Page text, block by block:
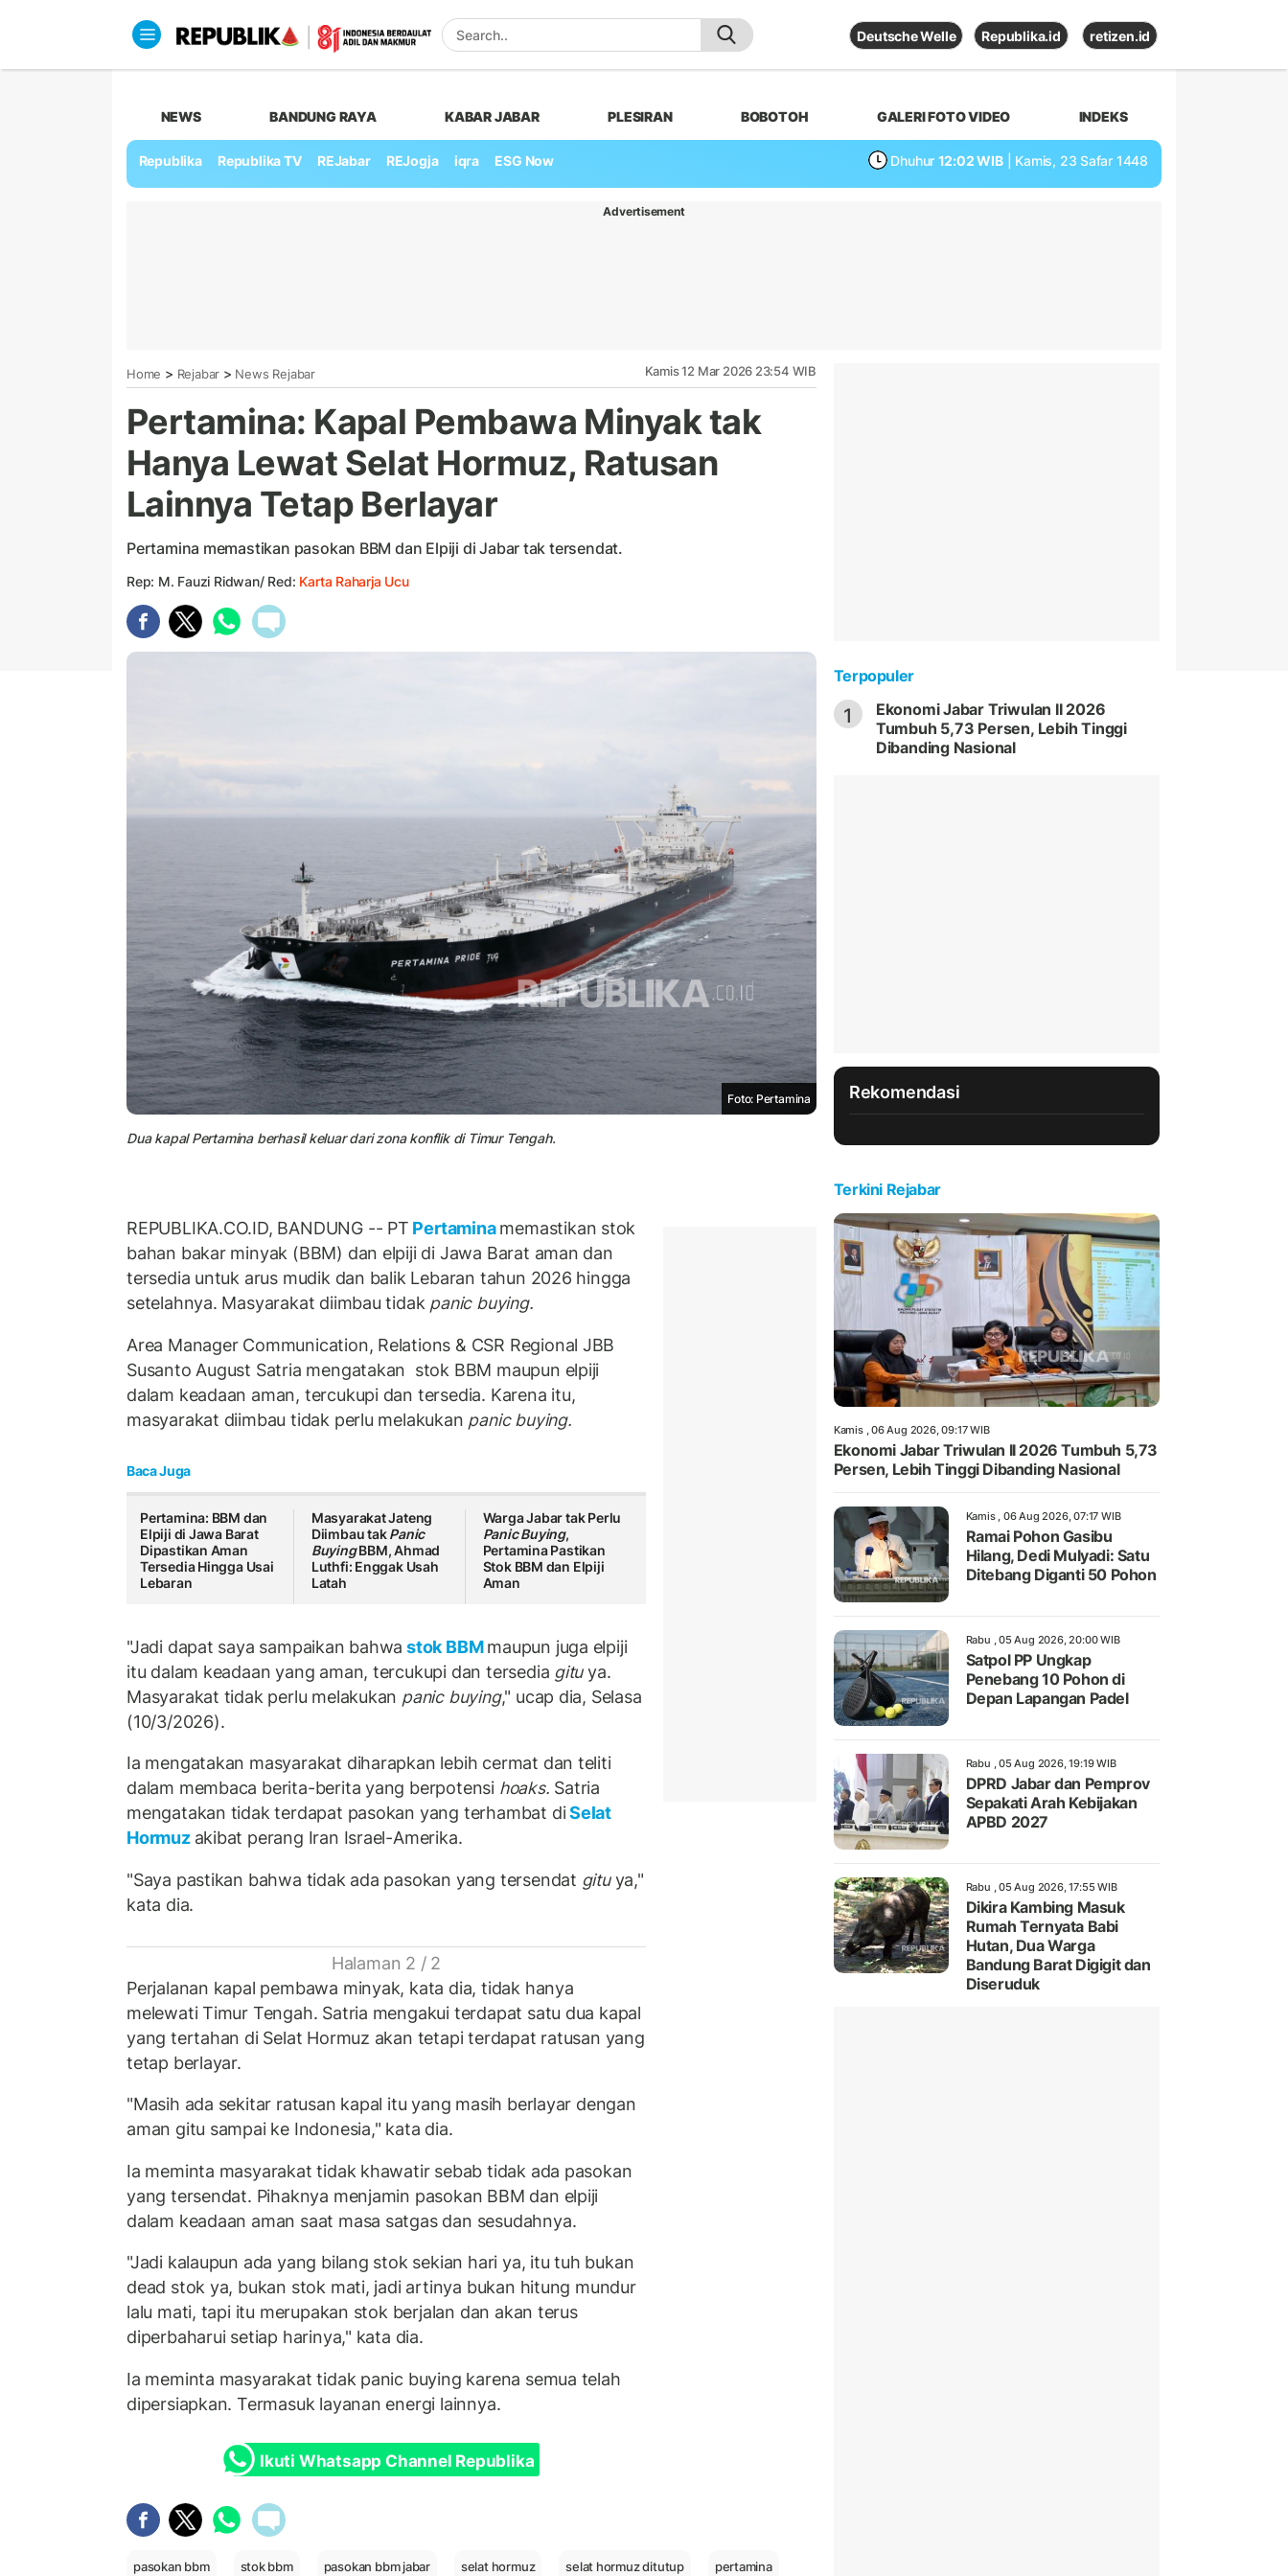
Deutsche Welle Republika.id retizen.id
NEWS BANDUNG RAYA KABAR JABAR PLESIRAN BOBOTOH GALERI FOTO VIDEO INDEKS
Republika Republika TV REJabar REJogja iqra ESG Now Dhuhur 12:02 WIB | Kamis, 23 Safar 1448
Advertisement
Home > Rejabar > News Rejabar Kamis 12 Mar 2026 23:54 WIB
Pertamina: Kapal Pembawa Minyak tak
Hanya Lewat Selat Hormuz, Ratusan
Lainnya Tetap Berlayar
Pertamina memastikan pasokan BBM dan Elpiji di Jabar tak tersendat.
Rep: M. Fauzi Ridwan/ Red: Karta Raharja Ucu
Foto: Pertamina
Dua kapal Pertamina berhasil keluar dari zona konflik di Timur Tengah.
REPUBLIKA.CO.ID, BANDUNG -- PT Pertaminamemastikan stok
bahan bakar minyak (BBM) dan elpiji di Jawa Barat aman dan
tersedia untuk arus mudik dan balik Lebaran tahun 2026 hingga
setelahnya. Masyarakat diimbau tidak panic buying.
Area Manager Communication, Relations & CSR Regional JBB
Susanto August Satria mengatakan stok BBM maupun elpiji
dalam keadaan aman, tercukupi dan tersedia. Karena itu,
masyarakat diimbau tidak perlu melakukan panic buying.
Baca Juga
Pertamina: BBM dan
Elpiji di Jawa Barat
Dipastikan Aman
Tersedia Hingga Usai
Lebaran
Masyarakat Jateng
Diimbau takPanic
BuyingBBM, Ahmad
Luthfi: Enggak Usah
Latah
Warga Jabar tak Perlu
Panic Buying,
Pertamina Pastikan
Stok BBM dan Elpiji
Aman
"Jadi dapat saya sampaikan bahwa stok BBMmaupun juga elpiji
itu dalam keadaan yang aman, tercukupi dan tersedia gituya.
Masyarakat tidak perlu melakukan panic buying," ucap dia, Selasa
(10/3/2026).
Ia mengatakan masyarakat diharapkan lebih cermat dan teliti
dalam membaca berita-berita yang berpotensi hoaks. Satria
mengatakan tidak terdapat pasokan yang terhambat diSelat
Hormuz akibat perang Iran Israel-Amerika.
"Saya pastikan bahwa tidak ada pasokan yang tersendat gituya,"
kata dia.
Halaman 2 / 2
Perjalanan kapal pembawa minyak, kata dia, tidak hanya
melewati Timur Tengah. Satria mengakui terdapat satu dua kapal
yang tertahan di Selat Hormuz akan tetapi terdapat ratusan yang
tetap berlayar.
"Masih ada sekitar ratusan kapal itu yang masih berlayar dengan
aman gitu sampai ke Indonesia," kata dia.
Ia meminta masyarakat tidak khawatir sebab tidak ada pasokan
yang tersendat. Pihaknya menjamin pasokan BBM dan elpiji
dalam keadaan aman saat masa satgas dan sesudahnya.
"Jadi kalaupun ada yang bilang stok sekian hari ya, itu tuh bukan
dead stok ya, bukan stok mati, jadi artinya bukan hitung mundur
lalu mati, tapi itu merupakan stok berjalan dan akan terus
diperbaharui setiap harinya," kata dia.
Ia meminta masyarakat tidak panic buying karena semua telah
dipersiapkan. Termasuk layanan energi lainnya.
Ikuti Whatsapp Channel Republika
pasokan bbm stok bbm pasokan bbm jabar selat hormuz selat hormuz ditutup pertamina
Terpopuler
1
Ekonomi Jabar Triwulan II 2026
Tumbuh 5,73 Persen, Lebih Tinggi
Dibanding Nasional
Rekomendasi
Terkini Rejabar
Kamis , 06 Aug 2026, 09:17 WIB
Ekonomi Jabar Triwulan II 2026 Tumbuh 5,73
Persen, Lebih Tinggi Dibanding Nasional
Kamis , 06 Aug 2026, 07:17 WIB
Ramai Pohon Gasibu
Hilang, Dedi Mulyadi: Satu
Ditebang Diganti 50 Pohon
Rabu , 05 Aug 2026, 20:00 WIB
Satpol PP Ungkap
Penebang 10 Pohon di
Depan Lapangan Padel
Rabu , 05 Aug 2026, 19:19 WIB
DPRD Jabar dan Pemprov
Sepakati Arah Kebijakan
APBD 2027
Rabu , 05 Aug 2026, 17:55 WIB
Dikira Kambing Masuk
Rumah Ternyata Babi
Hutan, Dua Warga
Bandung Barat Digigit dan
Diseruduk